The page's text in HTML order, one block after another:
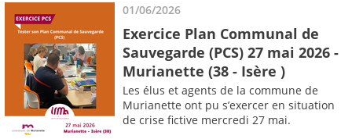
01/06/2026
Exercice Plan Communal de
Sauvegarde (PCS) 27 mai 2026 -
Murianette (38 - Isère )
Les élus et agents de la commune de
Murianette ont pu s’exercer en situation
de crise fictive mercredi 27 mai.